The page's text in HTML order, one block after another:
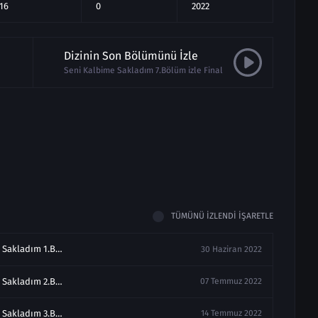
16 0 2022
Dizinin Son Bölümünü İzle
Seni Kalbime Sakladım 7.Bölüm izle Final
TÜMÜNÜ İZLENDI İŞARETLE
Seni Kalbime Sakladım 1.Bölüm izle 30 Haziran 2022
Seni Kalbime Sakladım 2.Bölüm izle 07 Temmuz 2022
Seni Kalbime Sakladım 3.Bölüm izle 14 Temmuz 2022